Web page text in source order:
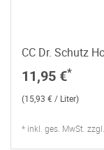
CC Dr. Schutz
11,95 €*
(15,93 € / Liter)
* inkl. ges. MwSt. zzgl.